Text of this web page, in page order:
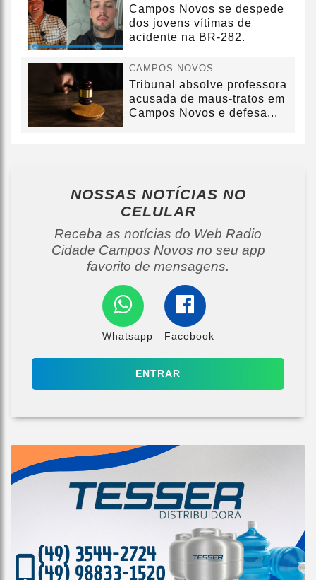
Campos Novos se despede
dos jovens vítimas de
acidente na BR-282.
CAMPOS NOVOS
Tribunal absolve professora
acusada de maus-tratos em
Campos Novos e defesa...
NOSSAS NOTÍCIAS NO
CELULAR
Receba as notícias do Web Radio
Cidade Campos Novos no seu app
favorito de mensagens.
Whatsapp Facebook
ENTRAR